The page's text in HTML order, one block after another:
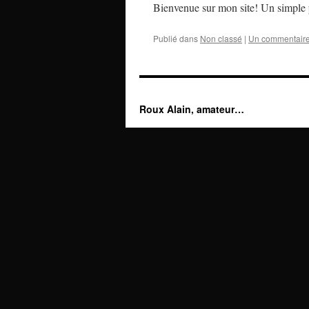
Bienvenue sur mon site! Un simple
Publié dans Non classé | Un commentaire
Roux Alain, amateur…